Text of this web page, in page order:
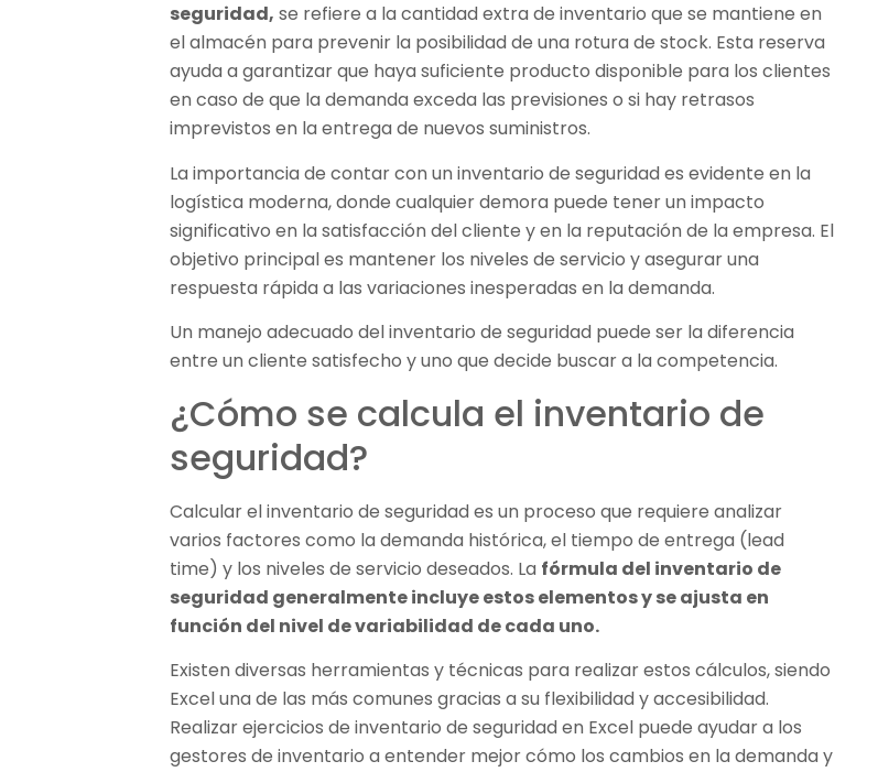
seguridad, se refiere a la cantidad extra de inventario que se mantiene en
el almacén para prevenir la posibilidad de una rotura de stock. Esta reserva
ayuda a garantizar que haya suficiente producto disponible para los clientes
en caso de que la demanda exceda las previsiones o si hay retrasos
imprevistos en la entrega de nuevos suministros.
La importancia de contar con un inventario de seguridad es evidente en la
logística moderna, donde cualquier demora puede tener un impacto
significativo en la satisfacción del cliente y en la reputación de la empresa. El
objetivo principal es mantener los niveles de servicio y asegurar una
respuesta rápida a las variaciones inesperadas en la demanda.
Un manejo adecuado del inventario de seguridad puede ser la diferencia
entre un cliente satisfecho y uno que decide buscar a la competencia.
¿Cómo se calcula el inventario de
seguridad?
Calcular el inventario de seguridad es un proceso que requiere analizar
varios factores como la demanda histórica, el tiempo de entrega (lead
time) y los niveles de servicio deseados. La fórmula del inventario de
seguridad generalmente incluye estos elementos y se ajusta en
función del nivel de variabilidad de cada uno.
Existen diversas herramientas y técnicas para realizar estos cálculos, siendo
Excel una de las más comunes gracias a su flexibilidad y accesibilidad.
Realizar ejercicios de inventario de seguridad en Excel puede ayudar a los
gestores de inventario a entender mejor cómo los cambios en la demanda y